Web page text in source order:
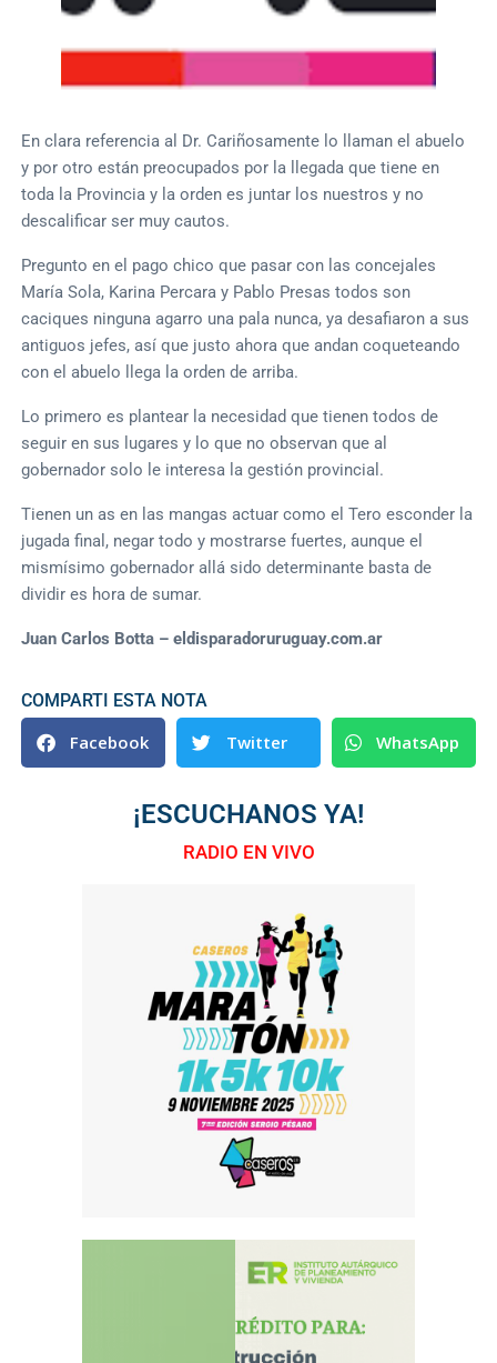
En clara referencia al Dr. Cariñosamente lo llaman el abuelo
y por otro están preocupados por la llegada que tiene en
toda la Provincia y la orden es juntar los nuestros y no
descalificar ser muy cautos.
Pregunto en el pago chico que pasar con las concejales
María Sola, Karina Percara y Pablo Presas todos son
caciques ninguna agarro una pala nunca, ya desafiaron a sus
antiguos jefes, así que justo ahora que andan coqueteando
con el abuelo llega la orden de arriba.
Lo primero es plantear la necesidad que tienen todos de
seguir en sus lugares y lo que no observan que al
gobernador solo le interesa la gestión provincial.
Tienen un as en las mangas actuar como el Tero esconder la
jugada final, negar todo y mostrarse fuertes, aunque el
mismísimo gobernador allá sido determinante basta de
dividir es hora de sumar.
Juan Carlos Botta – eldisparadoruruguay.com.ar
COMPARTI ESTA NOTA
Facebook Twitter WhatsApp
¡ESCUCHANOS YA!
RADIO EN VIVO